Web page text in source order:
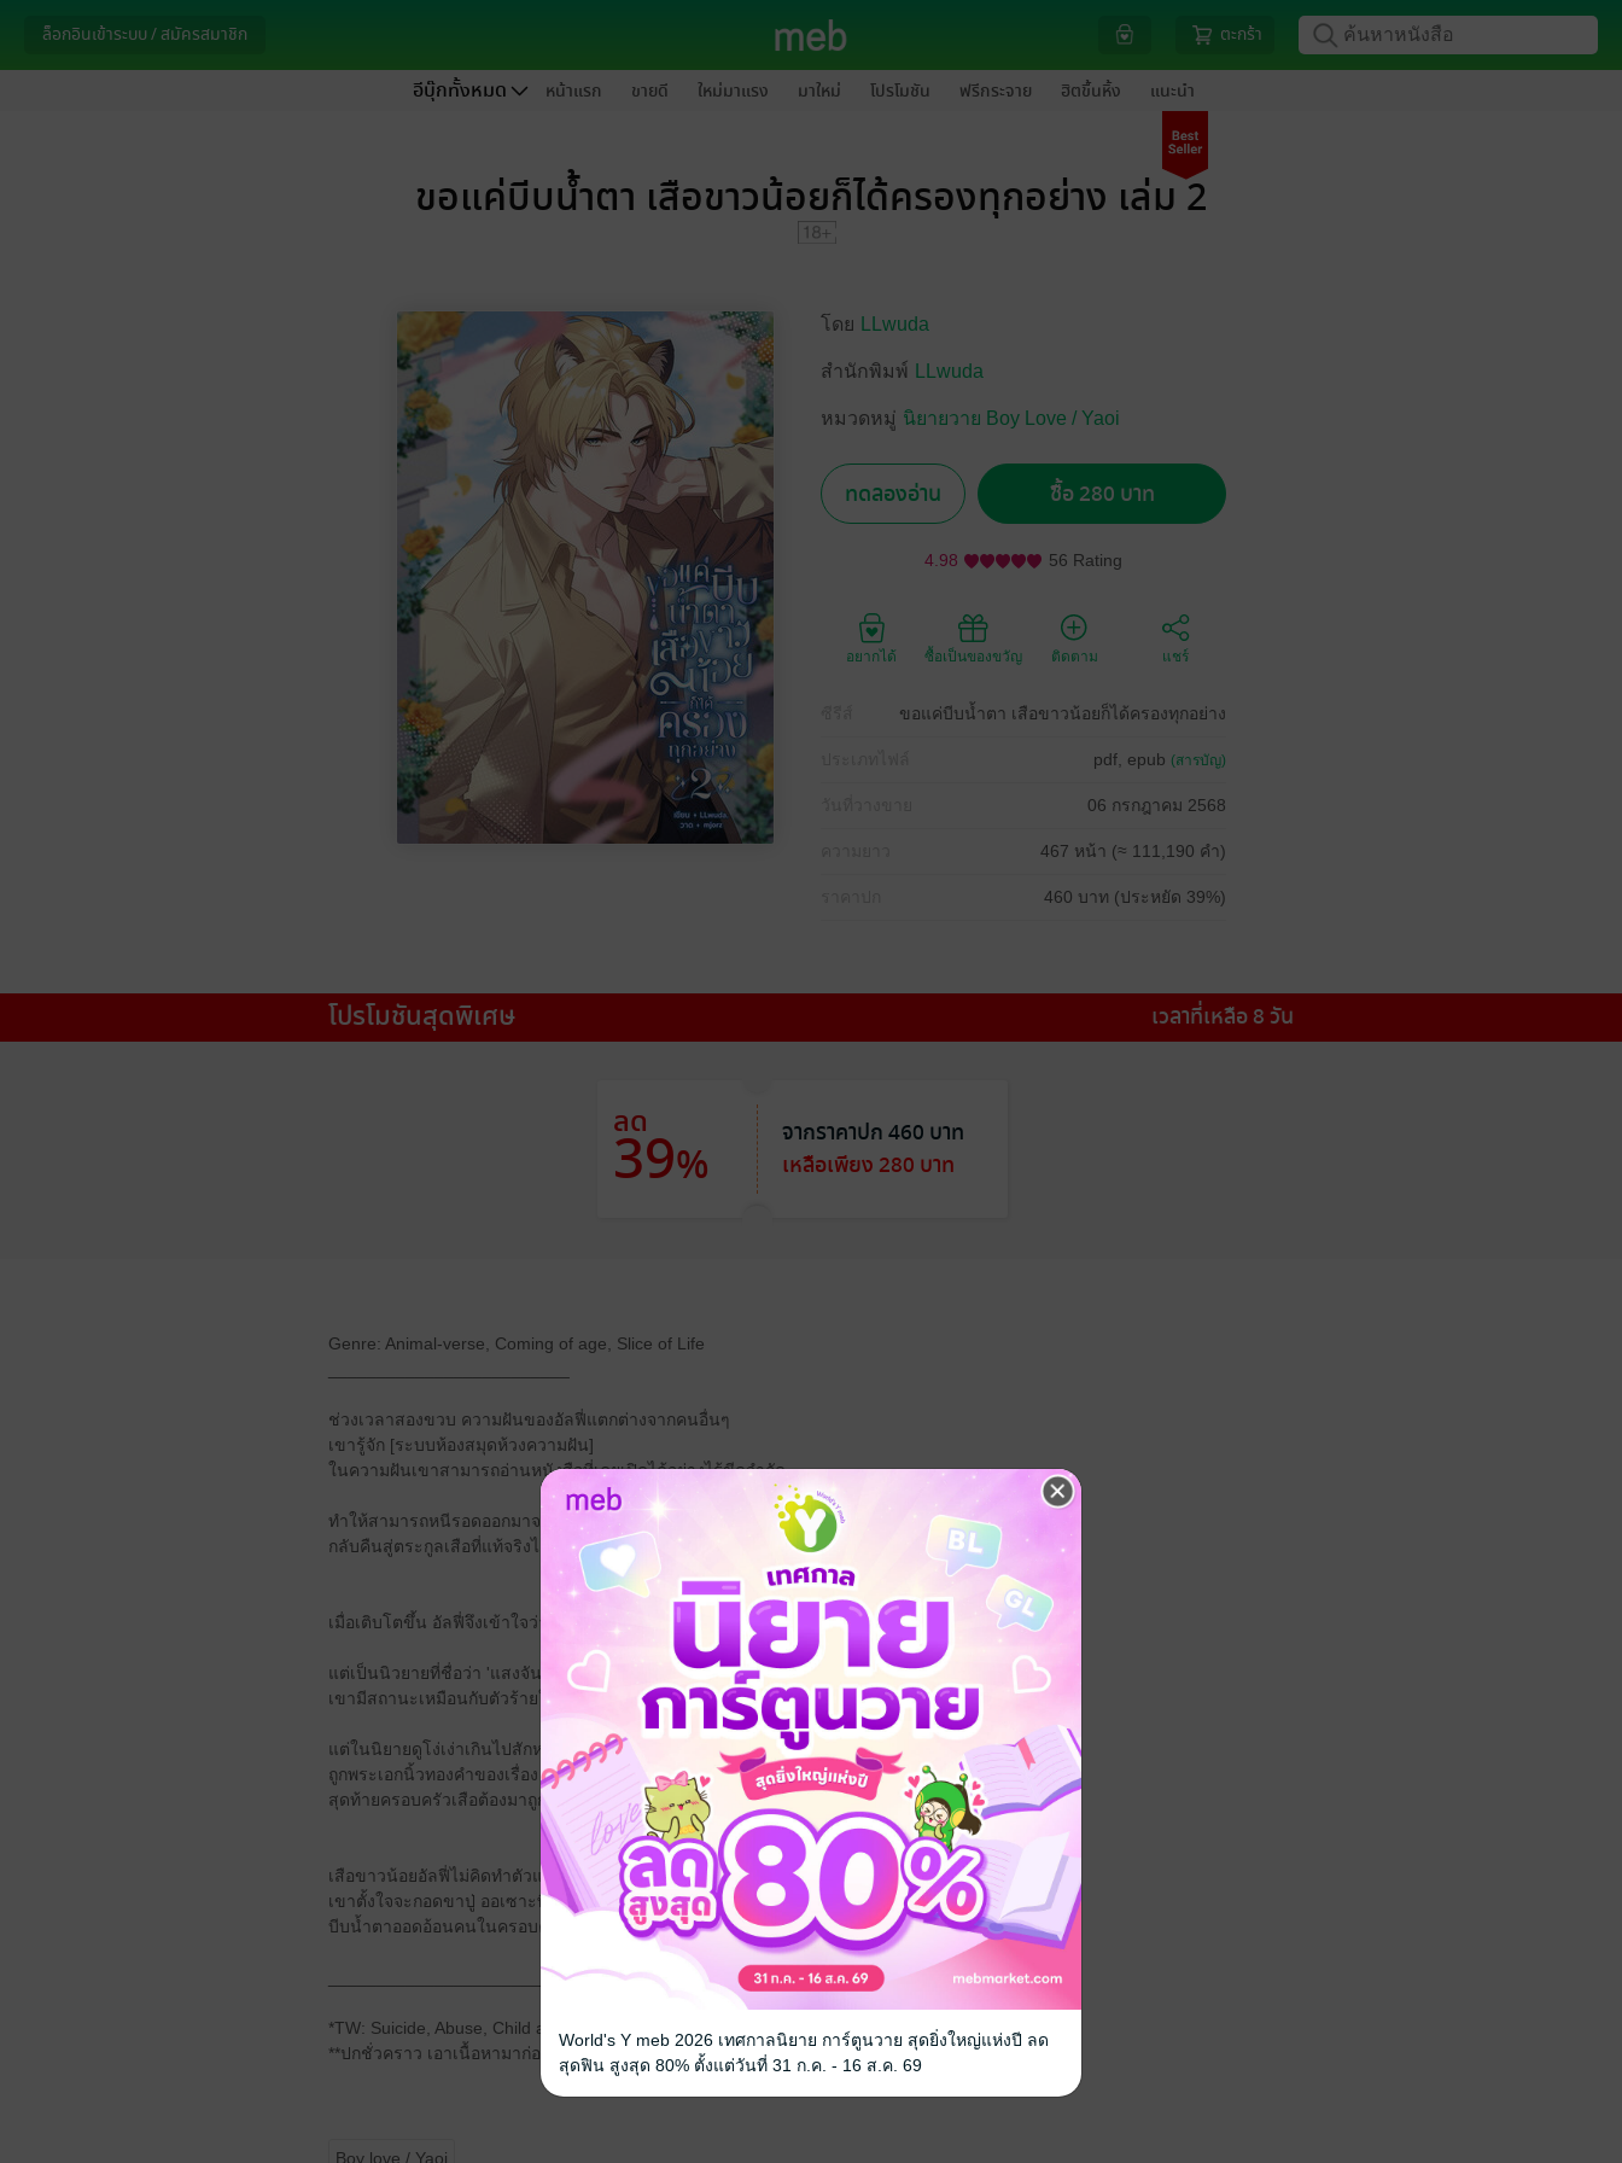
ล็อกอินเข้าระบบ / สมัครสมาชิก ตะกร้า
อีบุ๊กทั้งหมด หน้าแรก ขายดี ใหม่มาแรง มาใหม่ โปรโมชัน ฟรีกระจาย ฮิตขึ้นหิ้ง แนะนำ
ขอแค่บีบน้ำตา เสือขาวน้อยก็ได้ครองทุกอย่าง เล่ม 2
โดย LLwuda
สำนักพิมพ์ LLwuda
หมวดหมู่ นิยายวาย Boy Love / Yaoi
ทดลองอ่าน ซื้อ 280 บาท
4.98 56 Rating
อยากได้ ซื้อเป็นของขวัญ ติดตาม แชร์
ขอแค่บีบน้ำตา เสือขาวน้อยก็ได้ครองทุกอย่าง
pdf, epub (สารบัญ)
06 กรกฎาคม 2568
467 หน้า (≈ 111,190 คำ)
460 บาท (ประหยัด 39%)
โปรโมชันสุดพิเศษ เวลาที่เหลือ 8 วัน
ลด
39%
จากราคาปก 460 บาท
เหลือเพียง 280 บาท
Genre: Animal-verse, Coming of age, Slice of Life
ช่วงเวลาสองขวบ ความฝันของอัลฟี่แตกต่างจากคนอื่นๆ
เขารู้จัก [ระบบห้องสมุดห้วงความฝัน]
ในความฝันเขาสามารถอ่านหนังสือที่เคยเปิดได้อย่างไร้ขีดจำกัด
ทำให้สามารถหนีรอดออกมาจากหมู่บ้านเม่น
กลับคืนสู่ตระกูลเสือที่แท้จริงได้สำเร็จ
เมื่อเติบโตขึ้น อัลฟี่จึงเข้าใจว่านิทานตอนเด็กๆ ในห้องสมุดไม่ใช่นิทาน
แต่เป็นนิวยายที่ชื่อว่า 'แสงจันทร์ขาวของสิงโตทอง'
เขามีสถานะเหมือนกับตัวร้ายในเรื่อง
แต่ในนิยายดูโง่เง่าเกินไปสักหน่อย โดนศัตรูหลอกใช้งาน
ถูกพระเอกนิ้วทองคำของเรื่อง ลอว์ ไลออนเนล เขี่ยทิ้งให้พ้นจากเส้นทางกอบกู้ตระกูล
สุดท้ายครอบครัวเสือต้องมาถูกฉุดลากจนล่มสลายไปด้วย
เสือขาวน้อยอัลฟี่ไม่คิดทำตัวแบบในนิยาย
เขาตั้งใจจะกอดขาปู่ ออเซาะพี่ชายทั้งสาม
บีบน้ำตาออดอ้อนคนในครอบครัวให้เลี้ยงตนไปตลอดชีวิต ฮิฮิ
_________________________
*TW: Suicide, Abuse, Child abuse, Classism
**ปกชั่วคราว เอาเนื้อหามาก่อนเดี๋ยวมาเปลี่ยน
Boy love / Yaoi
World's Y meb 2026 เทศกาลนิยาย การ์ตูนวาย สุดยิ่งใหญ่แห่งปี ลด
สุดฟิน สูงสุด 80% ตั้งแต่วันที่ 31 ก.ค. - 16 ส.ค. 69